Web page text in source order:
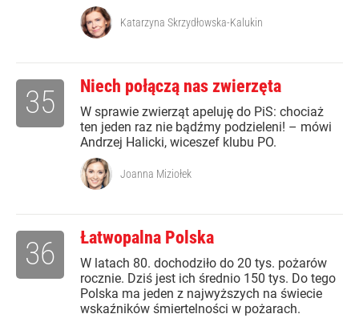
Katarzyna Skrzydłowska-Kalukin
Niech połączą nas zwierzęta
W sprawie zwierząt apeluję do PiS: chociaż
ten jeden raz nie bądźmy podzieleni! – mówi
Andrzej Halicki, wiceszef klubu PO.
35
Joanna Miziołek
Łatwopalna Polska
W latach 80. dochodziło do 20 tys. pożarów
rocznie. Dziś jest ich średnio 150 tys. Do tego
Polska ma jeden z najwyższych na świecie
wskaźników śmiertelności w pożarach.
36